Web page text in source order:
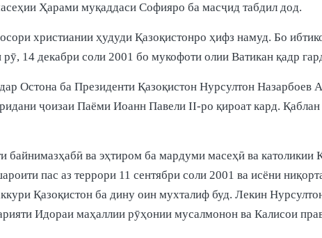
Ҳарами муқаддаси Софияро ба масҷид табдил дод.
христиании ҳудуди Қазоқистонро ҳифз намуд. Бо
14 декабри соли 2001 бо мукофоти олии Ватикан қадр
Остона ба Президенти Қазоқистон Нурсултон
ҷоизаи Паёми Иоанн Павели II-ро қироат кард.
ва эҳтиром ба мардуми масеҳӣ ва католикии
пас аз террори 11 сентябри соли 2001 ва исёни
Қазоқистон ба дину оин мухталиф буд. Лекин
Идораи маҳаллии рӯҳонии мусалмонон ва Калисои